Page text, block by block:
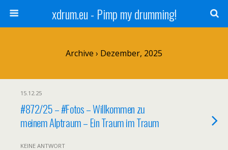
xdrum.eu - Pimp my drumming!
Archive › Dezember, 2025
15.12.25
#872/25 – #Fotos – Willkommen zu
meinem Alptraum – Ein Traum im Traum
KEINE ANTWORT